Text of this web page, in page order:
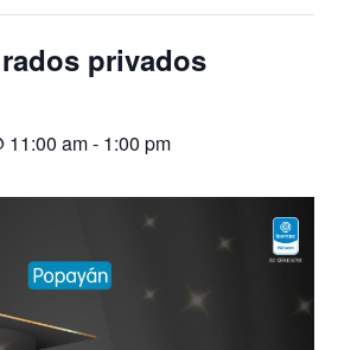
privados
11:00 am- 1:00 pm